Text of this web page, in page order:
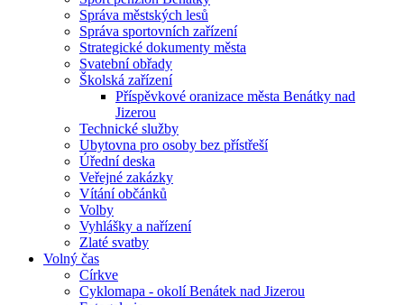
Správa městských lesů
Správa sportovních zařízení
Strategické dokumenty města
Svatební obřady
Školská zařízení
Příspěvkové oranizace města Benátky nad
Jizerou
Technické služby
Ubytovna pro osoby bez přístřeší
Úřední deska
Veřejné zakázky
Vítání občánků
Volby
Vyhlášky a nařízení
Zlaté svatby
Volný čas
Církve
Cyklomapa - okolí Benátek nad Jizerou